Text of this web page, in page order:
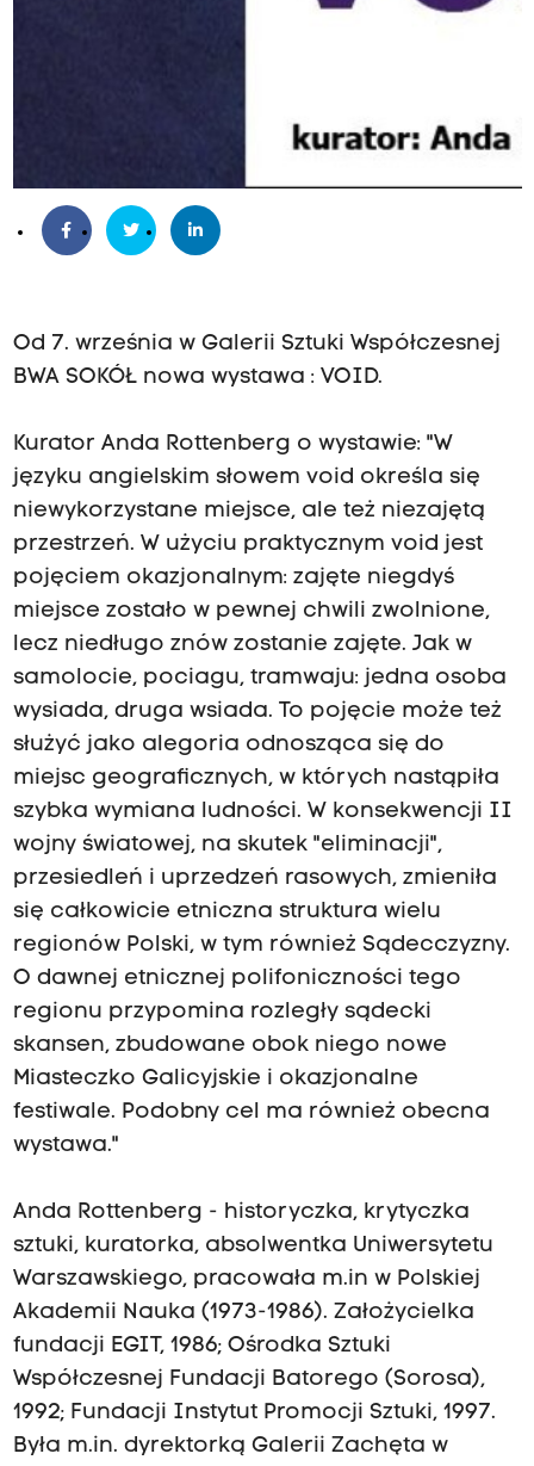
Od 7. września w Galerii Sztuki Współczesnej
BWA SOKÓŁ nowa wystawa : VOID.
Kurator Anda Rottenberg o wystawie: "W
języku angielskim słowem void określa się
niewykorzystane miejsce, ale też niezajętą
przestrzeń. W użyciu praktycznym void jest
pojęciem okazjonalnym: zajęte niegdyś
miejsce zostało w pewnej chwili zwolnione,
lecz niedługo znów zostanie zajęte. Jak w
samolocie, pociagu, tramwaju: jedna osoba
wysiada, druga wsiada. To pojęcie może też
służyć jako alegoria odnosząca się do
miejsc geograficznych, w których nastąpiła
szybka wymiana ludności. W konsekwencji II
wojny światowej, na skutek "eliminacji",
przesiedleń i uprzedzeń rasowych, zmieniła
się całkowicie etniczna struktura wielu
regionów Polski, w tym również Sądecczyzny.
O dawnej etnicznej polifoniczności tego
regionu przypomina rozległy sądecki
skansen, zbudowane obok niego nowe
Miasteczko Galicyjskie i okazjonalne
festiwale. Podobny cel ma również obecna
wystawa."
Anda Rottenberg - historyczka, krytyczka
sztuki, kuratorka, absolwentka Uniwersytetu
Warszawskiego, pracowała m.in w Polskiej
Akademii Nauka (1973-1986). Założycielka
fundacji EGIT, 1986; Ośrodka Sztuki
Współczesnej Fundacji Batorego (Sorosa),
1992; Fundacji Instytut Promocji Sztuki, 1997.
Była m.in. dyrektorką Galerii Zachęta w